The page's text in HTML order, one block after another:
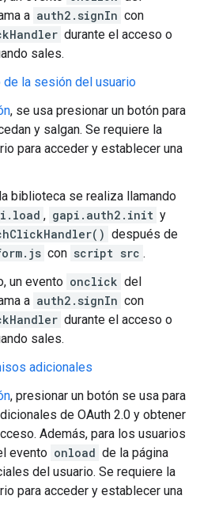
a auth2.signIn con
durante el acceso o
sales.
la sesión del usuario
, se usa presionar un botón para
y salgan. Se requiere la
para acceder y establecer una
biblioteca se realiza llamando
, gapi.auth2.init y
después de
con script src .
un evento onclick del
a auth2.signIn con
durante el acceso o
sales.
adicionales
, presionar un botón se usa para
de OAuth 2.0 y obtener
Además, para los usuarios
evento onload de la página
del usuario. Se requiere la
para acceder y establecer una